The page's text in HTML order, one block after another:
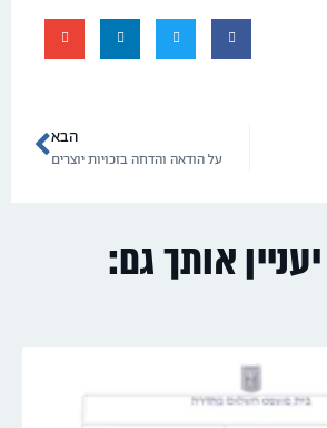
הבא
על הודאה והדחה בזכויות יוצרים
אותך גם: